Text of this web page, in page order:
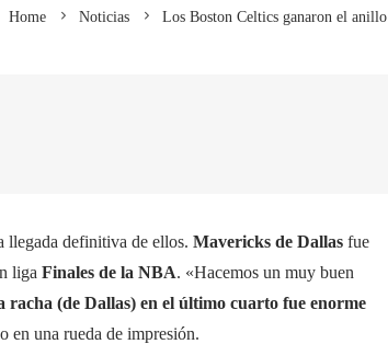
Home Noticias Los Boston Celtics ganaron el anillo
llegada definitiva de ellos. Mavericks de Dallas fue
liga Finales de la NBA. «Hacemos un muy buen
racha (de Dallas) en el último cuarto fue enorme
en una rueda de impresión.